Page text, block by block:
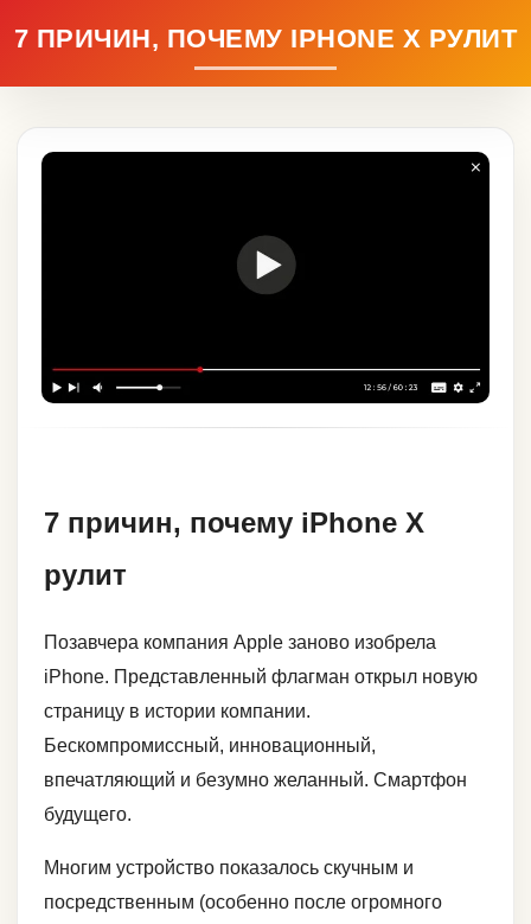
7 ПРИЧИН, ПОЧЕМУ IPHONE X РУЛИТ
7 причин, почему iPhone X
рулит
Позавчера компания Apple заново изобрела
iPhone. Представленный флагман открыл новую
страницу в истории компании.
Бескомпромиссный, инновационный,
впечатляющий и безумно желанный. Смартфон
будущего.
Многим устройство показалось скучным и
посредственным (особенно после огромного